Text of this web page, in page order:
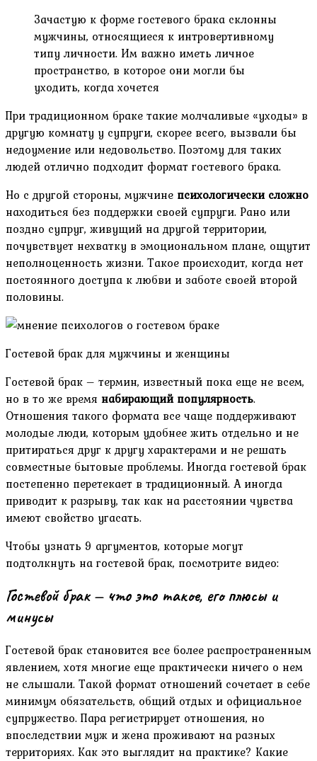
Зачастую к форме гостевого брака склонны
мужчины, относящиеся к интровертивному
типу личности. Им важно иметь личное
пространство, в которое они могли бы
уходить, когда хочется
При традиционном браке такие молчаливые «уходы» в
другую комнату у супруги, скорее всего, вызвали бы
недоумение или недовольство. Поэтому для таких
людей отлично подходит формат гостевого брака.
Но с другой стороны, мужчине психологически сложно
находиться без поддержки своей супруги. Рано или
поздно супруг, живущий на другой территории,
почувствует нехватку в эмоциональном плане, ощутит
неполноценность жизни. Такое происходит, когда нет
постоянного доступа к любви и заботе своей второй
половины.
Гостевой брак для мужчины и женщины
Гостевой брак – термин, известный пока еще не всем,
но в то же время набирающий популярность.
Отношения такого формата все чаще поддерживают
молодые люди, которым удобнее жить отдельно и не
притираться друг к другу характерами и не решать
совместные бытовые проблемы. Иногда гостевой брак
постепенно перетекает в традиционный. А иногда
приводит к разрыву, так как на расстоянии чувства
имеют свойство угасать.
Чтобы узнать 9 аргументов, которые могут
подтолкнуть на гостевой брак, посмотрите видео:
Гостевой брак — что это такое, его плюсы и
минусы
Гостевой брак становится все более распространенным
явлением, хотя многие еще практически ничего о нем
не слышали. Такой формат отношений сочетает в себе
минимум обязательств, общий отдых и официальное
супружество. Пара регистрирует отношения, но
впоследствии муж и жена проживают на разных
территориях. Как это выглядит на практике? Какие